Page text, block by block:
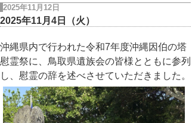
2025年11月12日
2025年11月4日（火）
沖縄県内で行われた令和7年度沖縄因伯の塔
慰霊祭に、鳥取県遺族会の皆様とともに参列
し、慰霊の辞を述べさせていただきました。